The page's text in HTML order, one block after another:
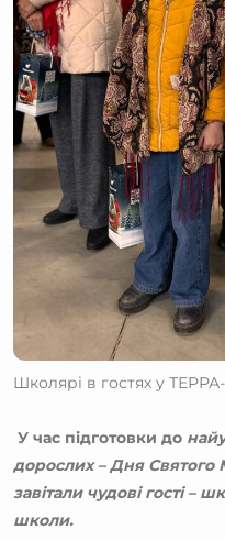
Школярі в гостях у
У час підготовки до
дорослих – Дня Святого
завітали чудові гості –
школи.